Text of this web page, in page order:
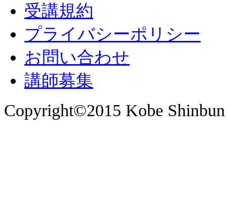
受講規約
プライバシーポリシー
お問い合わせ
講師募集
Copyright©2015 Kobe